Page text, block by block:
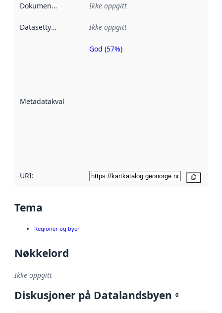
Dokumentasjon Ikke oppgitt
Datasettype Ikke oppgitt
Metadatakvalitet
Metadatakvalitet
God (57%)
URI:
Tema
Regioner og byer
Nøkkelord
Ikke oppgitt
Diskusjoner på Datalandsbyen 0